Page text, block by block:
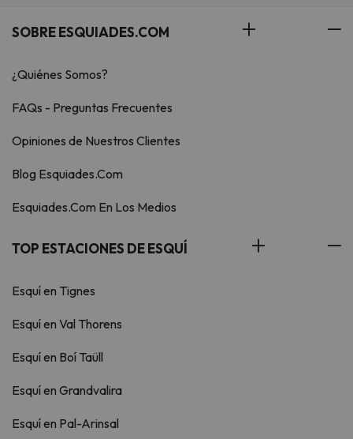
SOBRE ESQUIADES.COM
¿Quiénes Somos?
FAQs - Preguntas Frecuentes
Opiniones de Nuestros Clientes
Blog Esquiades.Com
Esquiades.Com En Los Medios
TOP ESTACIONES DE ESQUÍ
Esquí en Tignes
Esquí en Val Thorens
Esquí en Boí Taüll
Esquí en Grandvalira
Esquí en Pal-Arinsal